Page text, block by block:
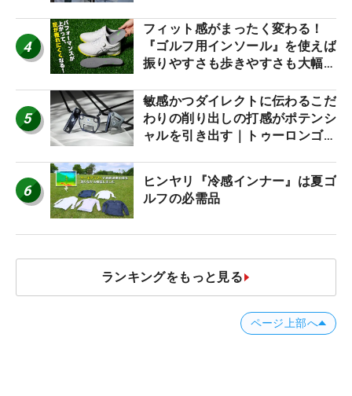
4
フィット感がまったく変わる！
『ゴルフ用インソール』を使えば
振りやすさも歩きやすさも大幅に
5
敏感かつダイレクトに伝わるこだ
わりの削り出しの打感がポテンシ
ャルを引き出す｜トゥーロンゴル
6
ヒンヤリ『冷感インナー』は夏ゴ
ルフの必需品
ランキングをもっと見る
ページ上部へ